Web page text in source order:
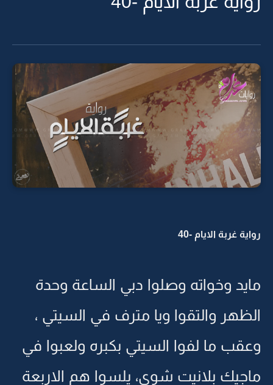
رواية غربة الايام -40
مايد وخواته وصلوا دبي الساعة وحدة
الظهر والتقوا ويا مترف في السيتي ،
وعقب ما لفوا السيتي بكبره ولعبوا في
ماجيك بلانيت شوي، يلسوا هم الاربعة